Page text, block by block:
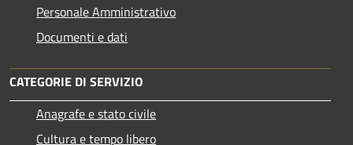
Personale Amministrativo
Documenti e dati
CATEGORIE DI SERVIZIO
Anagrafe e stato civile
Cultura e tempo libero